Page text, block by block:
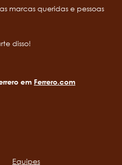
marcas queridas e pessoas
disso!
em Ferrero.com
Equipes